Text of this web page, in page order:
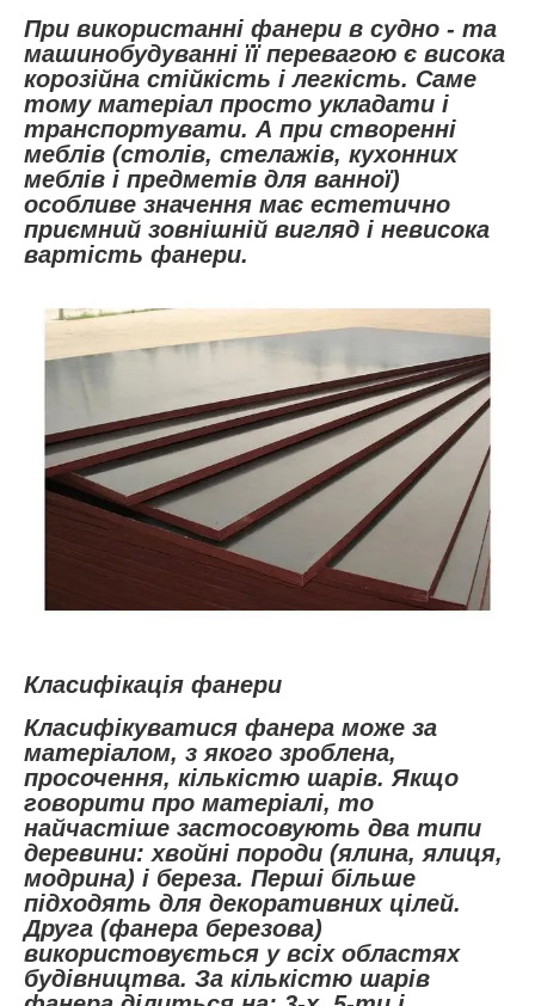
При використанні фанери в судно - та
машинобудуванні її перевагою є висока
корозійна стійкість і легкість. Саме
тому матеріал просто укладати і
транспортувати. А при створенні
меблів (столів, стелажів, кухонних
меблів і предметів для ванної)
особливе значення має естетично
приємний зовнішній вигляд і невисока
вартість фанери.
Класифікація фанери
Класифікуватися фанера може за
матеріалом, з якого зроблена,
просочення, кількістю шарів. Якщо
говорити про матеріалі, то
найчастіше застосовують два типи
деревини: хвойні породи (ялина, ялиця,
модрина) і береза. Перші більше
підходять для декоративних цілей.
Друга (фанера березова)
використовується у всіх областях
будівництва. За кількістю шарів